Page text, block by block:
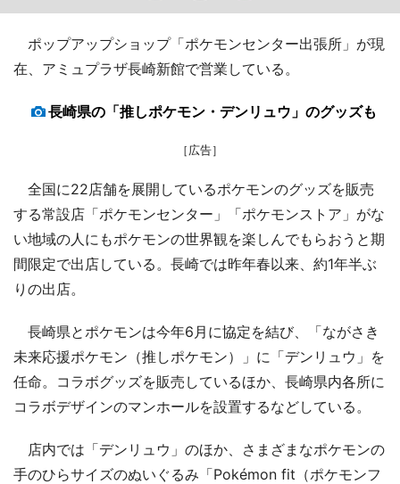
ポップアップショップ「ポケモンセンター出張所」が現
在、アミュプラザ長崎新館で営業している。
長崎県の「推しポケモン・デンリュウ」のグッズも
［広告］
全国に22店舗を展開しているポケモンのグッズを販売
する常設店「ポケモンセンター」「ポケモンストア」がな
い地域の人にもポケモンの世界観を楽しんでもらおうと期
間限定で出店している。長崎では昨年春以来、約1年半ぶ
りの出店。
長崎県とポケモンは今年6月に協定を結び、「ながさき
未来応援ポケモン（推しポケモン）」に「デンリュウ」を
任命。コラボグッズを販売しているほか、長崎県内各所に
コラボデザインのマンホールを設置するなどしている。
店内では「デンリュウ」のほか、さまざまなポケモンの
手のひらサイズのぬいぐるみ「Pokémon fit（ポケモンフ